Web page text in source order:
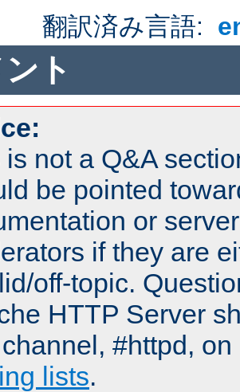
翻訳済み言語:
ト
not a Q&A
be pointed
or
if they are
off-topic.
HTTP Server
#httpd,
lists.